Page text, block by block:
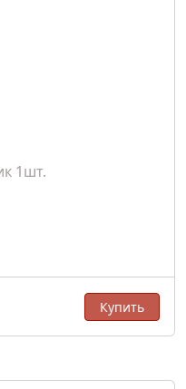
1шт.
Купить